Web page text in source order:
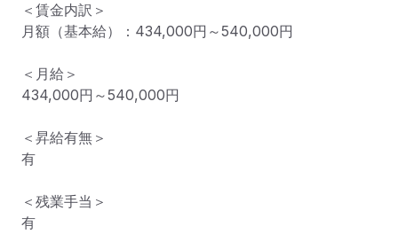
＜賃金内訳＞
月額（基本給）：434,000円～540,000円
＜月給＞
434,000円～540,000円
＜昇給有無＞
有
＜残業手当＞
有